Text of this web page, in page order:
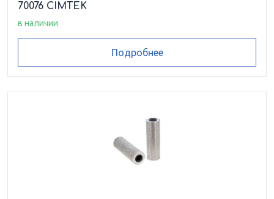
70076 CIMTEK
в наличии
Подробнее